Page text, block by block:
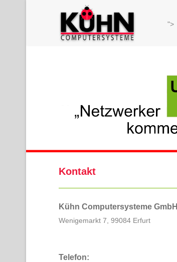
">
Kontakt
Kühn Computersysteme GmbH
Wenigemarkt 7, 99084 Erfurt
Telefon: